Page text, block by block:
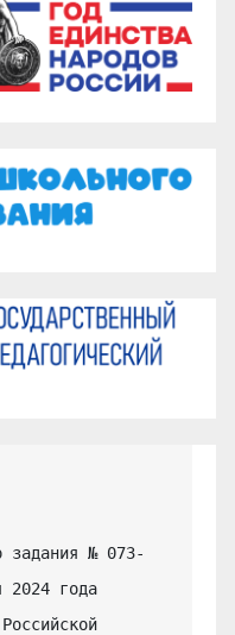
задания № 073-
2024 года